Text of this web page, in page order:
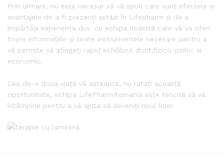
Prin urmare, nu este necesar să vă spun care sunt efectele și
avantajele de a fi prezenți astăzi în Lifepharm și de a
împărtăși experiența dvs. cu echipa noastră care vă va oferi
toate informațiile și toate instrumentele necesare pentru a
vă permite să atingeți rapid echilibrul dorit,fizico-psihic și
economic.
Cea de-a doua viață vă așteaptă, nu ratați această
oportunitate, echipa LifePharmRomania este fericită să vă
întâmpine pentru a vă ajuta să deveniți noul lider.